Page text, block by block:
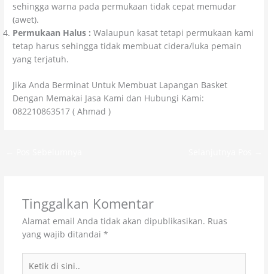
sehingga warna pada permukaan tidak cepat memudar
(awet).
Permukaan Halus : Walaupun kasat tetapi permukaan kami
tetap harus sehingga tidak membuat cidera/luka pemain
yang terjatuh.
Jika Anda Berminat Untuk Membuat Lapangan Basket
Dengan Memakai Jasa Kami dan Hubungi Kami:
082210863517 ( Ahmad )
Tinggalkan Komentar
Alamat email Anda tidak akan dipublikasikan. Ruas
yang wajib ditandai *